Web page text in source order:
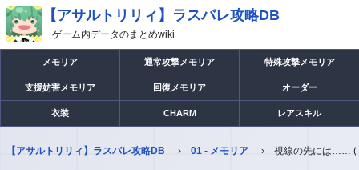
【アサルトリリィ】ラスバレ攻略DB
ゲーム内データのまとめwiki
メモリア 通常攻撃メモリア 特殊攻撃メモリア
支援妨害メモリア 回復メモリア オーダー
衣装 CHARM レアスキル
【アサルトリリィ】ラスバレ攻略DB 01 - メモリア 視線の先には…… (